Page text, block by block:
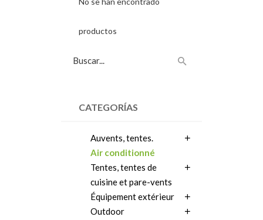
productos
CATEGORÍAS
Auvents, tentes.
Air conditionné
Tentes, tentes de
cuisine et pare-vents
Équipement extérieur
Outdoor